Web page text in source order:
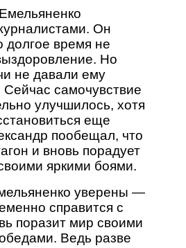
Он
долгое время не
Но
не давали ему
Сейчас самочувствие
улучшилось, хотя
еще
пообещал, что
и вновь порадует
яркими боями.
уверены —
справится с
поразит мир своими
Ведь разве